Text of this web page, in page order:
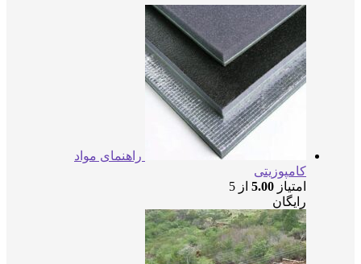
راهنمای مواد
کامپوزیتی
امتیاز 5.00 از 5
رایگان